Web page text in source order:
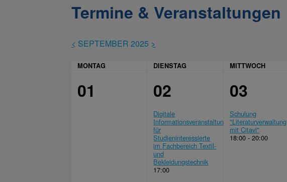
Termine & Veranstaltungen
< SEPTEMBER 2025 >
MONTAG DIENSTAG MITTWOCH
01 02
Digitale
Informationsveranstaltungen
für
Studieninteressierte
im Fachbereich Textil-
und
Bekleidungstechnik
17:00
03
Schulung
"Literaturverwaltung
mit Citavi"
18:00 - 20:00